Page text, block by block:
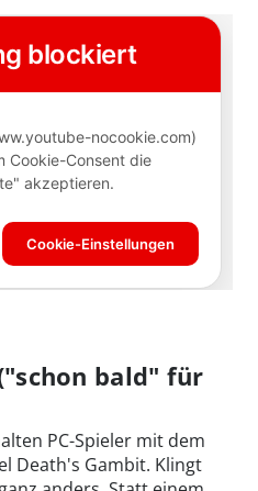
bald" für
PC-Spieler mit dem
Death's Gambit. Klingt